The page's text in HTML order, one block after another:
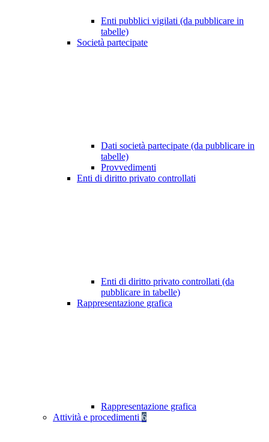
Enti pubblici vigilati (da pubblicare in
tabelle)
Società partecipate
Dati società partecipate (da pubblicare in
tabelle)
Provvedimenti
Enti di diritto privato controllati
Enti di diritto privato controllati (da
pubblicare in tabelle)
Rappresentazione grafica
Rappresentazione grafica
Attività e procedimenti 6